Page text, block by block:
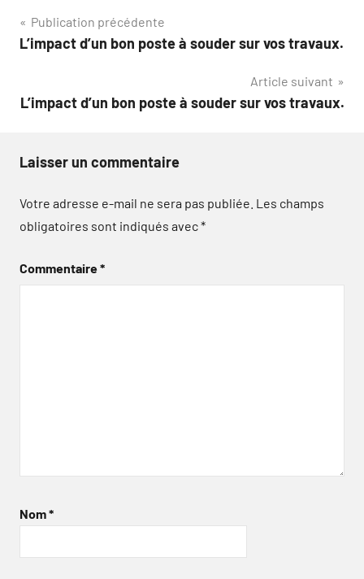
Navigation
de
Publication précédente
L’impact d’un bon poste à souder sur vos travaux.
Article suivant
L’impact d’un bon poste à souder sur vos travaux.
Laisser un commentaire
Votre adresse e-mail ne sera pas publiée. Les champs
obligatoires sont indiqués avec*
Commentaire*
Nom*